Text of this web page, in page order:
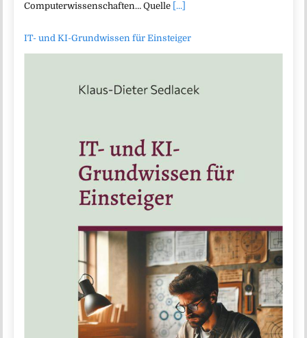
Computerwissenschaften… Quelle [...]
IT- und KI-Grundwissen für Einsteiger